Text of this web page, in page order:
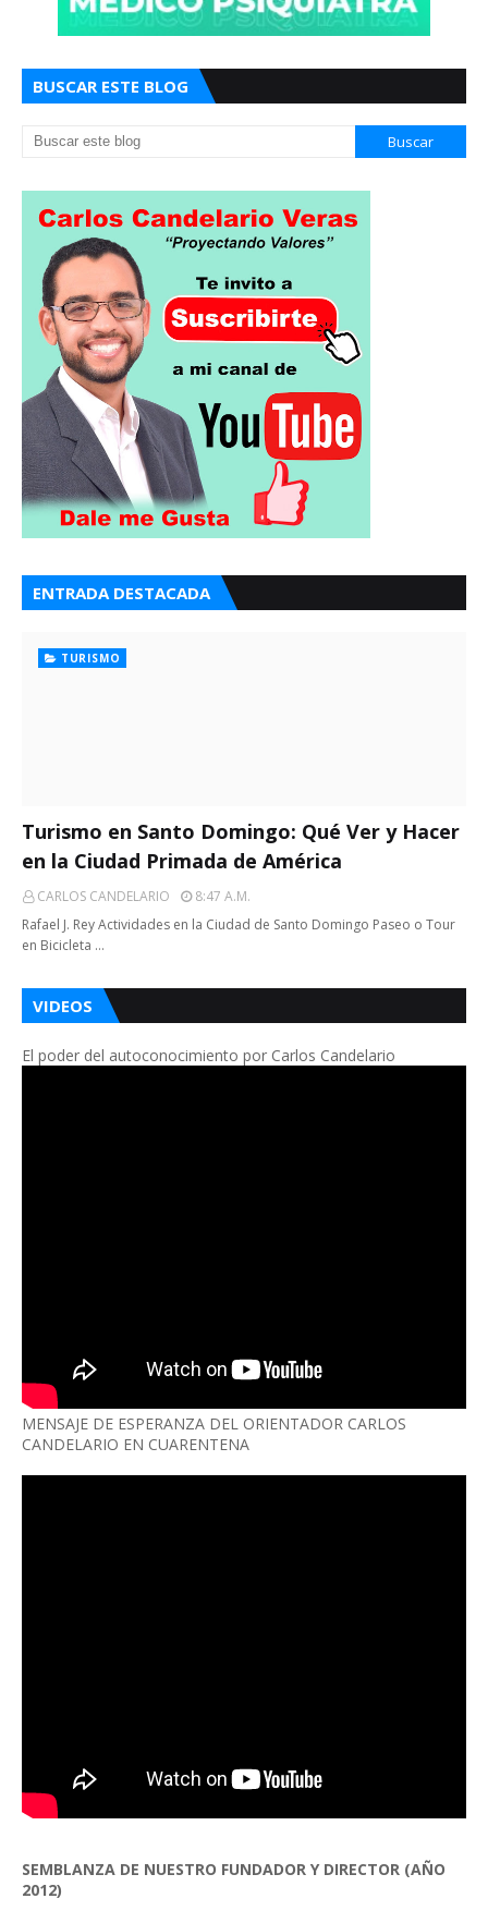
BUSCAR ESTE BLOG
ENTRADA DESTACADA
TURISMO
Turismo en Santo Domingo: Qué Ver y Hacer
en la Ciudad Primada de América
CARLOS CANDELARIO
8:47 A.m.
Rafael J. Rey Actividades en la Ciudad de Santo Domingo Paseo o Tour
en Bicicleta …
VIDEOS
El poder del autoconocimiento por Carlos Candelario
MENSAJE DE ESPERANZA DEL ORIENTADOR CARLOS
CANDELARIO EN CUARENTENA
SEMBLANZA DE NUESTRO FUNDADOR Y DIRECTOR (AÑO
2012)